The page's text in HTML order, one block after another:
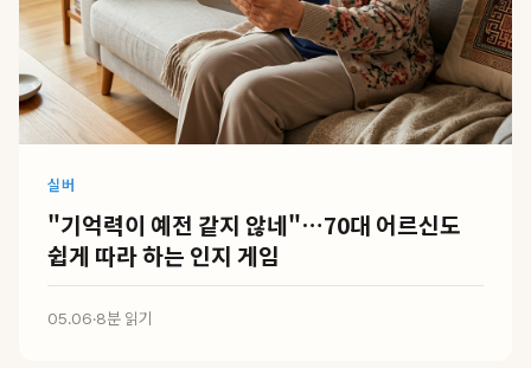
실버
"기억력이 예전 같지 않네"…70대 어르신도
쉽게 따라 하는 인지 게임
05.06·8분 읽기